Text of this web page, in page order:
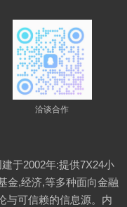
洽谈合作
于2002年:提供7X24小
金,经济,等多种面向金融
与可信赖的信息源。内